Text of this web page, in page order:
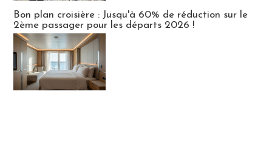
Bon plan croisière : Jusqu'à 60% de réduction sur le
2ème passager pour les départs 2026 !